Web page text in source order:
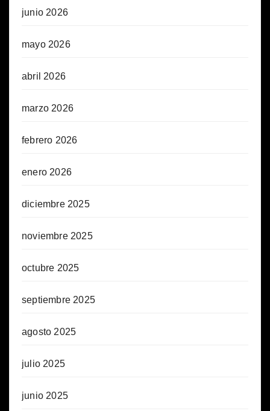
junio 2026
mayo 2026
abril 2026
marzo 2026
febrero 2026
enero 2026
diciembre 2025
noviembre 2025
octubre 2025
septiembre 2025
agosto 2025
julio 2025
junio 2025